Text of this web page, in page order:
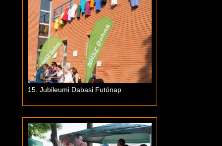
15. Jubileumi Dabasi Futónap